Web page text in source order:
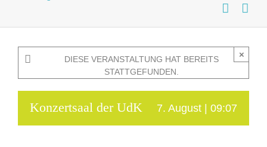
DIESE VERANSTALTUNG HAT BEREITS
STATTGEFUNDEN.
×
Konzertsaal der UdK 7. August | 09:07